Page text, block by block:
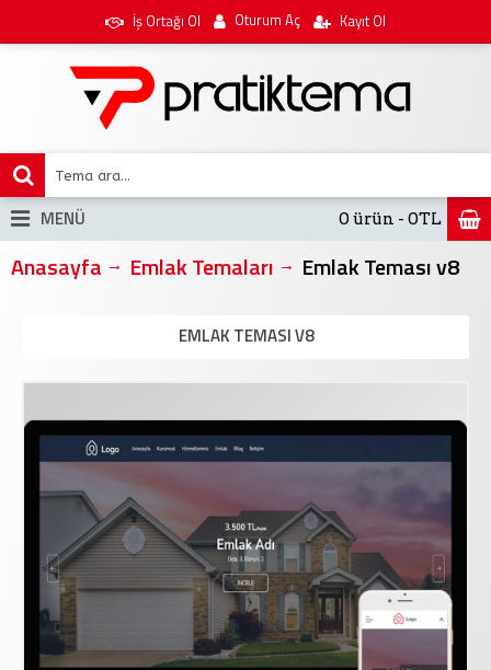
İş Ortağı Ol Oturum Aç Kayıt Ol
0 ürün - 0TL
MENÜ
Anasayfa Emlak Temaları Emlak Teması v8
EMLAK TEMASI V8